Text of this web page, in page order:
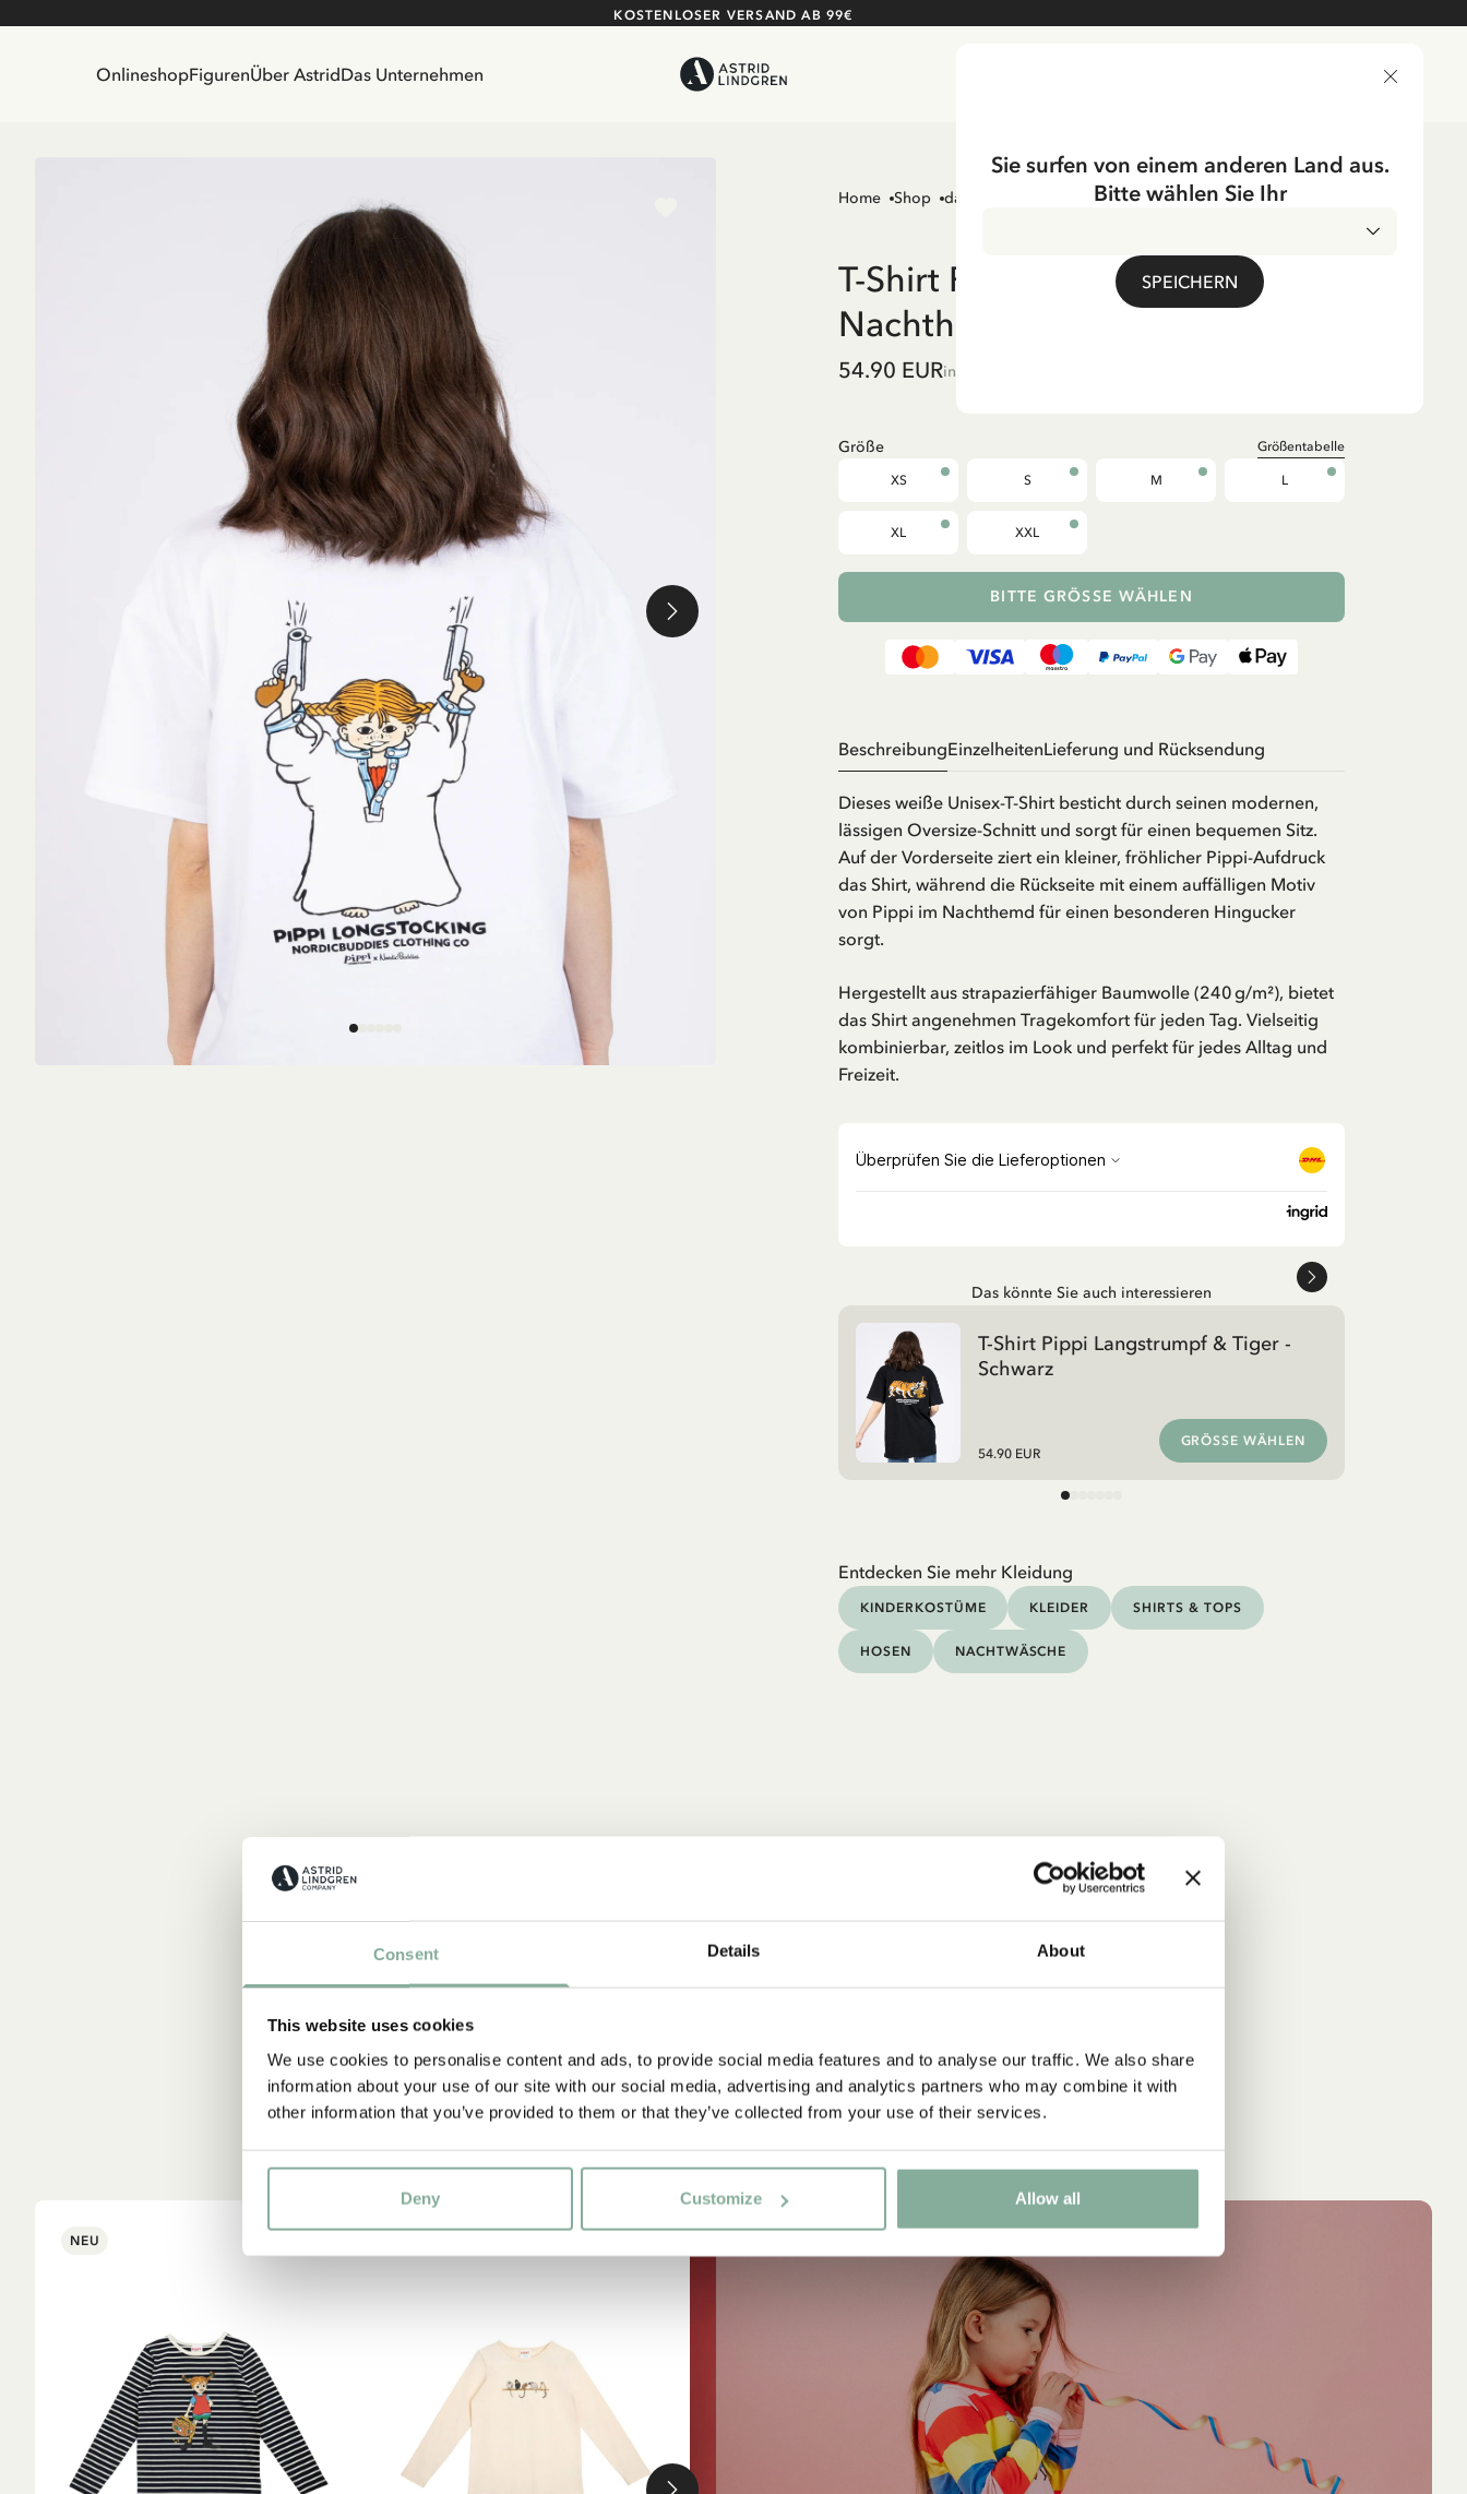
Consent Details About
This website uses cookies
We use cookies to personalise content and ads, to provide social media features and to analyse our traffic. We also share
information about your use of our site with our social media, advertising and analytics partners who may combine it with
other information that you’ve provided to them or that they’ve collected from your use of their services.
Deny Customize Allow all
KOSTENLOSER VERSAND AB 99€
OnlineshopFigurenÜber AstridDas Unternehmen
Home Shop damen/herren T-shirts
T-Shirt Pippi Langstrumpf im
Nachthemd - Weiß
54.90 EURinkl. MwSt.
Größe Größentabelle
XS S M L
XL XXL
BITTE GRÖSSE WÄHLEN
BeschreibungEinzelheitenLieferung und Rücksendung
Dieses weiße Unisex-T-Shirt besticht durch seinen modernen,
lässigen Oversize-Schnitt und sorgt für einen bequemen Sitz.
Auf der Vorderseite ziert ein kleiner, fröhlicher Pippi-Aufdruck
das Shirt, während die Rückseite mit einem auffälligen Motiv
von Pippi im Nachthemd für einen besonderen Hingucker
sorgt.
Hergestellt aus strapazierfähiger Baumwolle (240 g/m²), bietet
das Shirt angenehmen Tragekomfort für jeden Tag. Vielseitig
kombinierbar, zeitlos im Look und perfekt für jedes Alltag und
Freizeit.
Das könnte Sie auch interessieren
T-Shirt Pippi Langstrumpf & Tiger -
Schwarz
54.90 EUR
GRÖSSE WÄHLEN
Entdecken Sie mehr Kleidung
KINDERKOSTÜME KLEIDER SHIRTS & TOPS
HOSEN NACHTWÄSCHE
NEU
Streifen-Leggings Pippi Langstrumpf –
PIPPI LANGSTRUMPF
Sie surfen von einem anderen Land aus.
Bitte wählen Sie Ihr
SPEICHERN